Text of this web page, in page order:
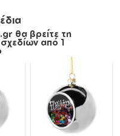
θα βρείτε τη
από 1